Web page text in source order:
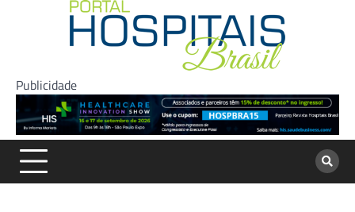
Publicidade